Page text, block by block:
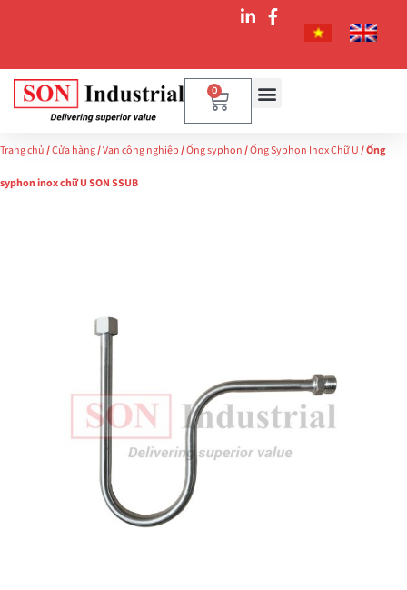
0
Trang chủ/Cửa hàng/Van công nghiệp/Ống syphon/Ống Syphon Inox Chữ U/ Ống
syphon inox chữ U SON SSUB